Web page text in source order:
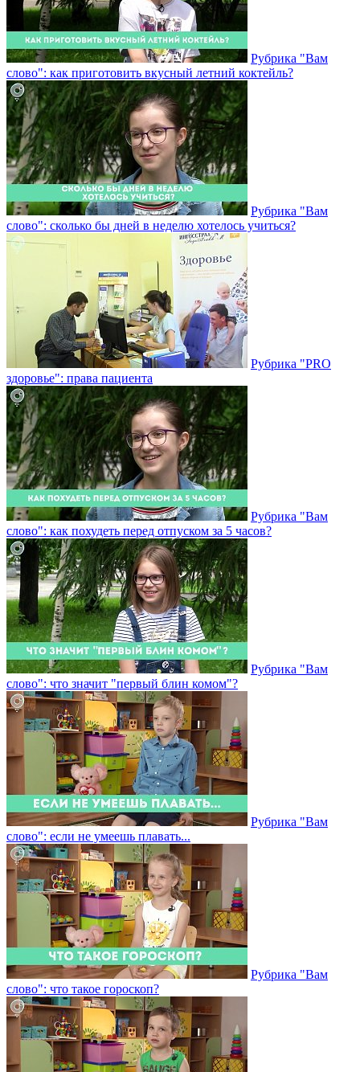
Рубрика "Вам
слово": как приготовить вкусный летний коктейль?
Рубрика "Вам
слово": сколько бы дней в неделю хотелось учиться?
Рубрика "PRO
здоровье": права пациента
Рубрика "Вам
слово": как похудеть перед отпуском за 5 часов?
Рубрика "Вам
слово": что значит "первый блин комом"?
Рубрика "Вам
слово": если не умеешь плавать...
Рубрика "Вам
слово": что такое гороскоп?